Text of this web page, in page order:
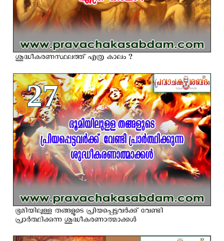
ശുദ്ധീകരണസ്ഥലത്ത് എത്ര കാലം ?
27
ഭൂമിയിലുള്ള തങ്ങളുടെ പ്രിയപ്പെട്ടവര്‍ക്ക് വേണ്ടി
പ്രാര്‍ത്ഥിക്കുന്ന ശുദ്ധീകരണാത്മാക്കള്‍